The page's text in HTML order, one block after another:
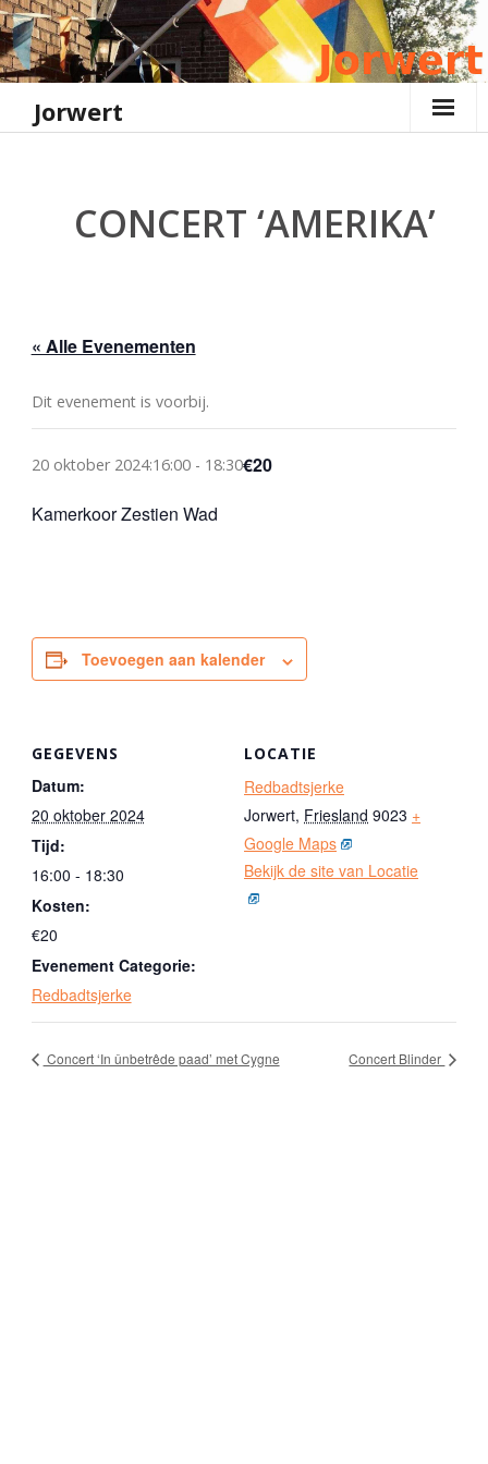
Ga
naar
de
Jorwert
CONCERT ‘AMERIKA’
« Alle Evenementen
Dit evenement is voorbij.
20 oktober 2024:16:00- 18:30€20
Kamerkoor Zestien Wad
Toevoegen aan kalender
GEGEVENS
Datum:
20 oktober 2024
Tijd:
16:00 - 18:30
Kosten:
€20
Evenement Categorie:
Redbadtsjerke
LOCATIE
Redbadtsjerke
Jorwert, Friesland 9023 +
Google Maps
Bekijk de site van Locatie
Concert ‘In ûnbetrêde paad’ met Cygne Concert Blinder